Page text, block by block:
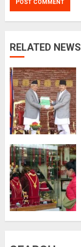
RELATED NEWS
3
4